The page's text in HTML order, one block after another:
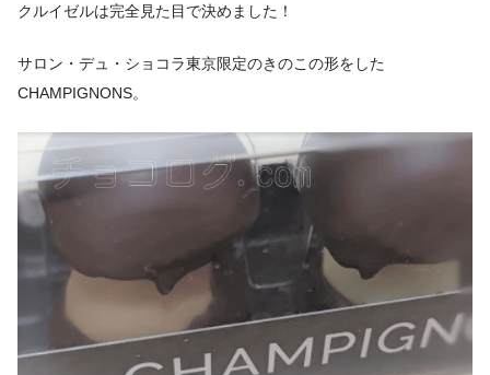
クルイゼルは完全見た目で決めました！
サロン・デュ・ショコラ東京限定のきのこの形をした
CHAMPIGNONS。